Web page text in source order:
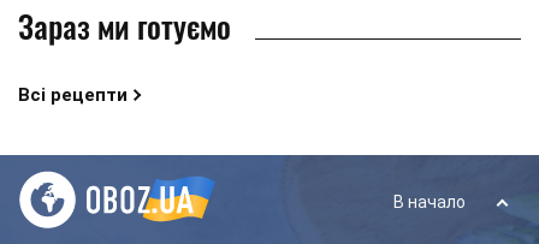
Зараз ми готуємо
Всі рецепти
В начало